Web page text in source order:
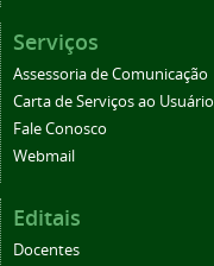
Serviços
Assessoria de Comunicação
Carta de Serviços ao Usuário
Fale Conosco
Webmail
Editais
Docentes